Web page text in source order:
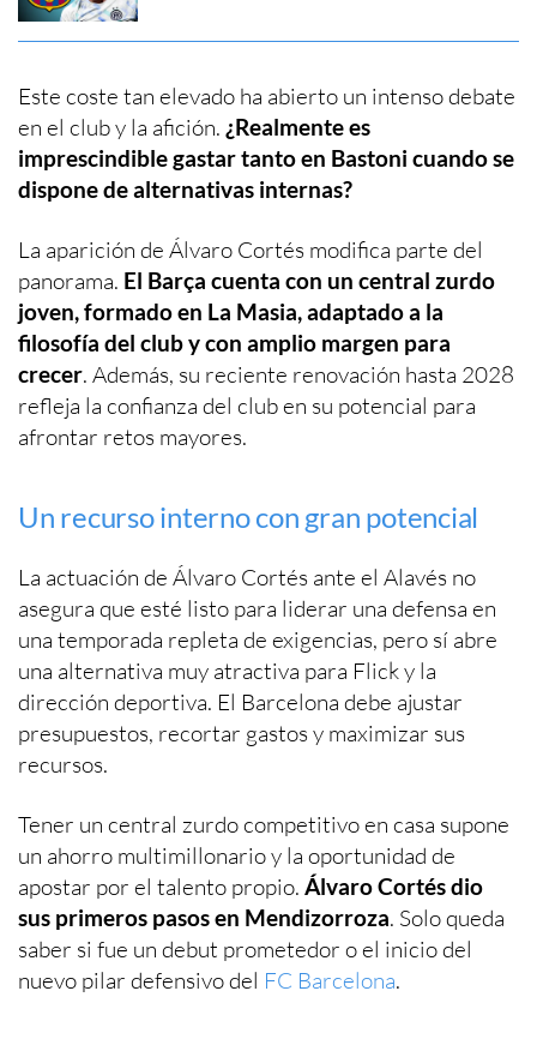
Este coste tan elevado ha abierto un intenso debate
en el club y la afición. ¿Realmente es
imprescindible gastar tanto en Bastoni cuando se
dispone de alternativas internas?
La aparición de Álvaro Cortés modifica parte del
panorama. El Barça cuenta con un central zurdo
joven, formado en La Masia, adaptado a la
filosofía del club y con amplio margen para
crecer. Además, su reciente renovación hasta 2028
refleja la confianza del club en su potencial para
afrontar retos mayores.
Un recurso interno con gran potencial
La actuación de Álvaro Cortés ante el Alavés no
asegura que esté listo para liderar una defensa en
una temporada repleta de exigencias, pero sí abre
una alternativa muy atractiva para Flick y la
dirección deportiva. El Barcelona debe ajustar
presupuestos, recortar gastos y maximizar sus
recursos.
Tener un central zurdo competitivo en casa supone
un ahorro multimillonario y la oportunidad de
apostar por el talento propio. Álvaro Cortés dio
sus primeros pasos en Mendizorroza. Solo queda
saber si fue un debut prometedor o el inicio del
nuevo pilar defensivo del FC Barcelona.